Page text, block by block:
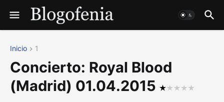
Inicio 1
Concierto: Royal Blood
(Madrid) 01.04.2015